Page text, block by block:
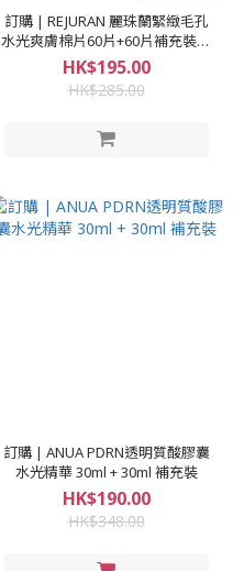
訂購 | REJURAN 麗珠蘭緊緻毛孔
水光爽膚棉片60片+60片補充裝+6
片獨立包裝 (共126片)
HK$195.00
HK$285.00
訂購 | ANUA PDRN透明質酸膠囊
水光精華 30ml + 30ml 補充裝
HK$190.00
HK$348.00